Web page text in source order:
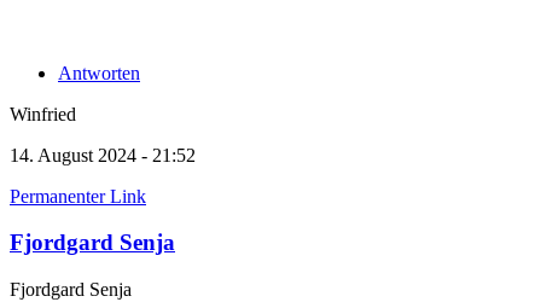
Antworten
Winfried
14. August 2024 - 21:52
Permanenter Link
Fjordgard Senja
Fjordgard Senja